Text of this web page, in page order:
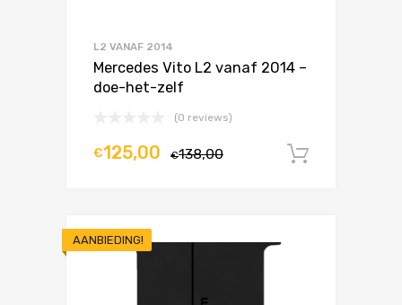
L2 VANAF 2014
Mercedes Vito L2 vanaf 2014 –
doe-het-zelf
(0 reviews)
€138,00
€125,00
AANBIEDING!